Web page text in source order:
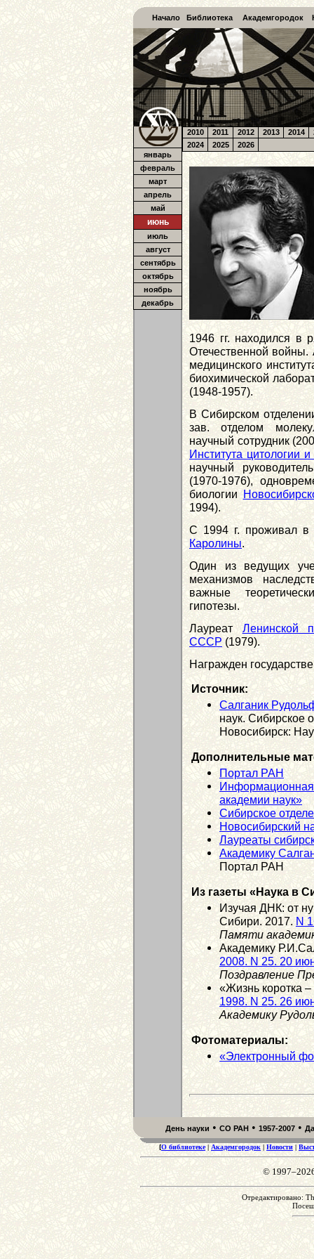
Начало Библиотека Академгородок
январь
февраль
март
апрель
май
июнь
июль
август
сентябрь
октябрь
ноябрь
декабрь
2010 2011 2012 2013 2014
2024
2025 2026
1946 гг. находился в
Отечественной войны.
медицинского
биохимической
(1948-1957).
В Сибирском
зав. отделом
научный сотрудник
Института цитологии
научный
(1970-1976),
биологии
1994).
С 1994 г. проживал
Каролины.
Один из ведущих
механизмов
важные
гипотезы.
ЛауреатЛенинской
СССР (1979).
Награжден
Источник:
Салганик
наук. Сибирское
Новосибирск:
Дополнительные
Портал РАН
Информационная
академии наук»
Сибирское
Новосибирский
Лауреаты
Академику
Портал РАН
Из газеты «Наука в
Изучая ДНК: от
Сибири. 2017.N
Памяти
Академику
2008. N 25. 20
Поздравление
«Жизнь коротка
1998. N 25. 26
Академику
Фотоматериалы:
«Электронный
День науки • СО РАН • 1957-2007 •
[О библиотеке| Академгородок | Новости|
©
Отредактировано: